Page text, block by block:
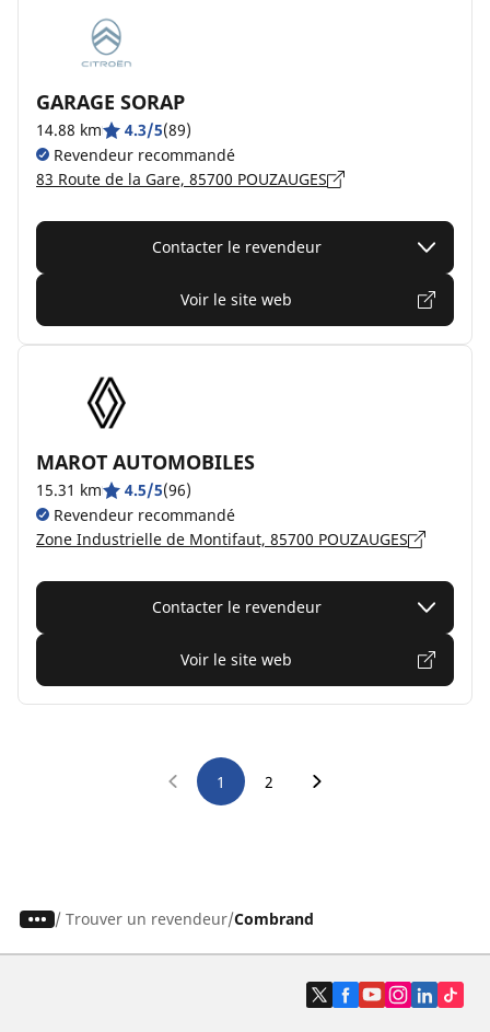
GARAGE SORAP
14.88 km 4.3/5(89)
Revendeur recommandé
83 Route de la Gare, 85700 POUZAUGES
Contacter le revendeur
Voir le site web
MAROT AUTOMOBILES
15.31 km 4.5/5(96)
Revendeur recommandé
Zone Industrielle de Montifaut, 85700 POUZAUGES
Contacter le revendeur
Voir le site web
1 2
/ Trouver un revendeur Combrand